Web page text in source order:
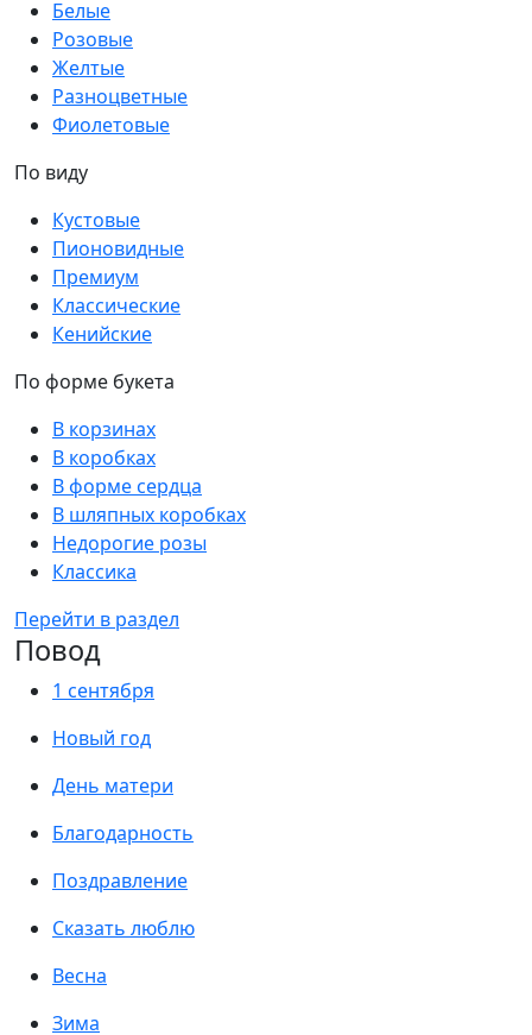
Белые
Розовые
Желтые
Разноцветные
Фиолетовые
По виду
Кустовые
Пионовидные
Премиум
Классические
Кенийские
По форме букета
В корзинах
В коробках
В форме сердца
В шляпных коробках
Недорогие розы
Классика
Перейти в раздел
Повод
1 сентября
Новый год
День матери
Благодарность
Поздравление
Сказать люблю
Весна
Зима